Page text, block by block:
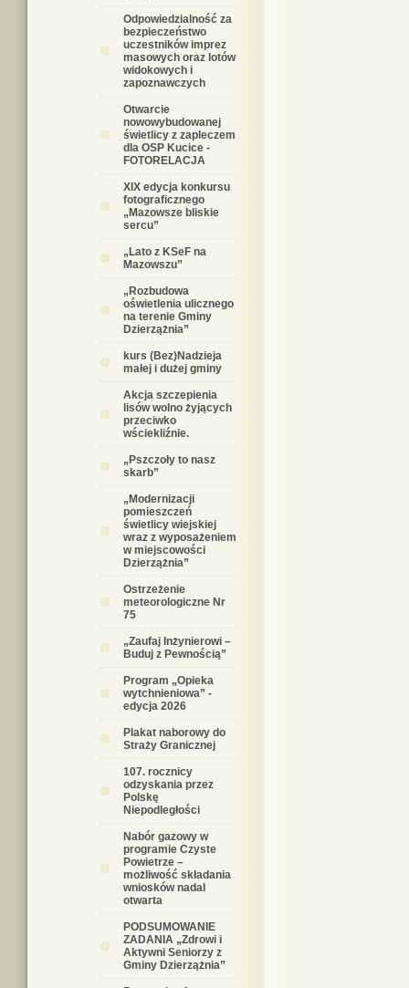
Odpowiedzialność za
bezpieczeństwo
uczestników imprez
masowych oraz lotów
widokowych i
zapoznawczych
Otwarcie
nowowybudowanej
świetlicy z zapleczem
dla OSP Kucice -
FOTORELACJA
XIX edycja konkursu
fotograficznego
„Mazowsze bliskie
sercu”
„Lato z KSeF na
Mazowszu”
„Rozbudowa
oświetlenia ulicznego
na terenie Gminy
Dzierzążnia”
kurs (Bez)Nadzieja
małej i dużej gminy
Akcja szczepienia
lisów wolno żyjących
przeciwko
wściekliźnie.
„Pszczoły to nasz
skarb”
„Modernizacji
pomieszczeń
świetlicy wiejskiej
wraz z wyposażeniem
w miejscowości
Dzierzążnia”
Ostrzeżenie
meteorologiczne Nr
75
„Zaufaj Inżynierowi –
Buduj z Pewnością”
Program „Opieka
wytchnieniowa” -
edycja 2026
Plakat naborowy do
Straży Granicznej
107. rocznicy
odzyskania przez
Polskę
Niepodległości
Nabór gazowy w
programie Czyste
Powietrze –
możliwość składania
wniosków nadal
otwarta
PODSUMOWANIE
ZADANIA „Zdrowi i
Aktywni Seniorzy z
Gminy Dzierzążnia”